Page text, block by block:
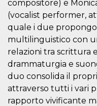
compositore) e
(vocalist performer,
quale i due
multilinguistico con
relazioni tra scrittura
drammaturgia e
duo consolida il
attraverso tutti i vari
rapporto vivificante
fbssls_314278995690155
cn_uc__